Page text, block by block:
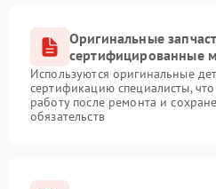
Оригинальные
сертифицированные
Используются оригинальные
сертификацию специалисты,
работу после ремонта и
обязательств